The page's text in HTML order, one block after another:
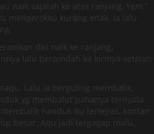
naik sajalah ke atas ranjang, Yem,”
mengerokku kurang enak. Ia lalu
diri naik ke ranjang,
lalu berpindah ke kirinya setelah
Lalu ia berguling membalik,
yg membalut pahanya ternyata
handuk itu terlepas, kontan
besar. Aqu jadi tergagap malu.